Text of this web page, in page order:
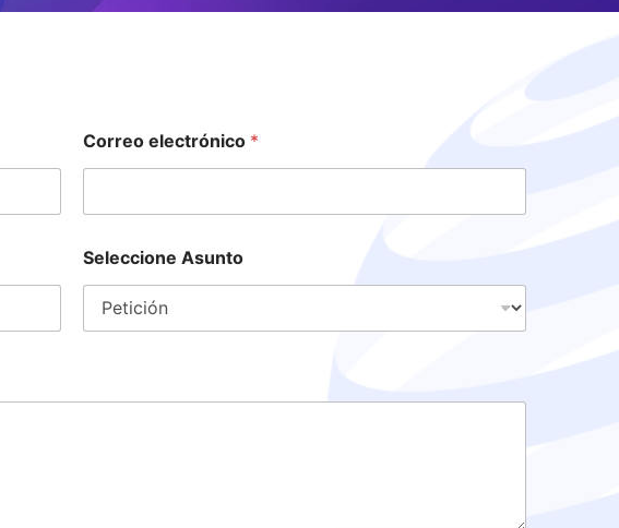
Correo electrónico *
Seleccione Asunto